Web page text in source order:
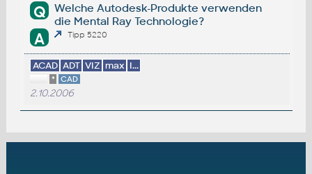
Q
Welche Autodesk-Produkte verwenden
die Mental Ray Technologie?
A Tipp 5220
ACAD ADT VIZ max I...
* CAD
2.10.2006